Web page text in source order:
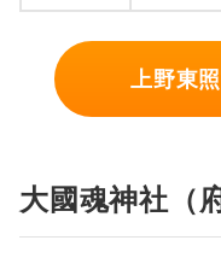
上野東
大國魂神社（